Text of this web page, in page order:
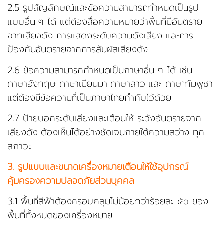
2.5 รูปสัญลักษณ์และข้อความสามารถกำหนดเป็นรูป
แบบอื่น ๆ ได้ แต่ต้องสื่อความหมายว่าพื้นที่มีอันตราย
จากเสียงดัง การแสดงระดับความดังเสียง และการ
ป้องกันอันตรายจากการสัมผัสเสียงดัง
2.6 ข้อความสามารถกำหนดเป็นภาษาอื่น ๆ ได้ เช่น
ภาษาอังกฤษ ภาษาเมียนมา ภาษาลาว และ ภาษากัมพูชา
แต่ต้องมีข้อความที่เป็นภาษาไทยกำกับไว้ด้วย
2.7 ป้ายบอกระดับเสียงและเตือนให้ ระวังอันตรายจาก
เสียงดัง ต้องเห็นได้อย่างชัดเจนภายใต้ความสว่าง ทุก
สภาวะ
3. รูปแบบและขนาดเครื่องหมายเตือนให้ใช้อุปกรณ์
คุ้มครองความปลอดภัยส่วนบุคคล
3.1 พื้นที่สีฟ้าต้องครอบคลุมไม่น้อยกว่าร้อยละ ๕๐ ของ
พื้นที่ทั้งหมดของเครื่องหมาย